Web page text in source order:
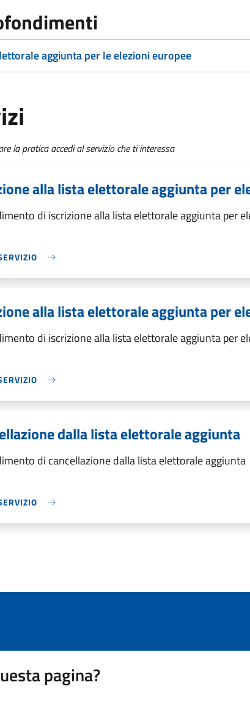
aggiunta per le elezioni europee
la pratica accedi al servizio che ti interessa
alla lista elettorale aggiunta per
di iscrizione alla lista elettorale aggiunta per
alla lista elettorale aggiunta per
di iscrizione alla lista elettorale aggiunta per
dalla lista elettorale aggiunta
di cancellazione dalla lista elettorale aggiunta
pagina?